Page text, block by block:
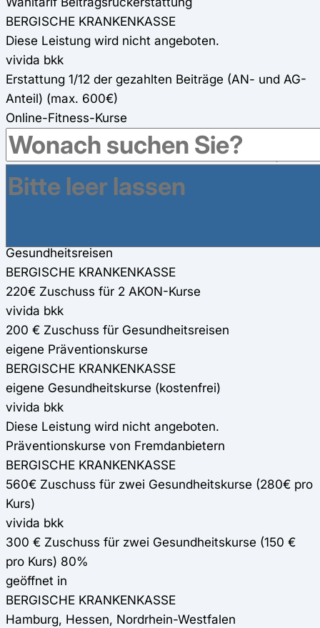
BERGISCHE KRANKENKASSE
Diese Leistung wird nicht angeboten.
vivida bkk
Erstattung 1/12 der gezahlten Beiträge (AN- und AG-
Anteil) (max. 600€)
Online-Fitness-Kurse
BERGISCHE KRANKENKASSE
560€ Zuschuss für zwei Online-Fitness-Kurse (280€
pro Kurs) (werden für andere Präventionsmaßnahmen
mit angerechnet)
Gesundheitsreisen
BERGISCHE KRANKENKASSE
220€ Zuschuss für 2 AKON-Kurse
vivida bkk
200 € Zuschuss für Gesundheitsreisen
eigene Präventionskurse
BERGISCHE KRANKENKASSE
eigene Gesundheitskurse (kostenfrei)
vivida bkk
Diese Leistung wird nicht angeboten.
Präventionskurse von Fremdanbietern
BERGISCHE KRANKENKASSE
560€ Zuschuss für zwei Gesundheitskurse (280€ pro
Kurs)
vivida bkk
300 € Zuschuss für zwei Gesundheitskurse (150 €
pro Kurs) 80%
geöffnet in
BERGISCHE KRANKENKASSE
Hamburg, Hessen, Nordrhein-Westfalen